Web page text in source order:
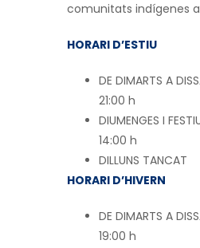
comunitats indígenes
HORARI D’ESTIU
DE DIMARTS A
21:00 h
DIUMENGES I
14:00 h
DILLUNS TANCAT
HORARI D’HIVERN
DE DIMARTS A
19:00 h